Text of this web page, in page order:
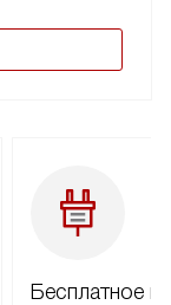
Бесплатное